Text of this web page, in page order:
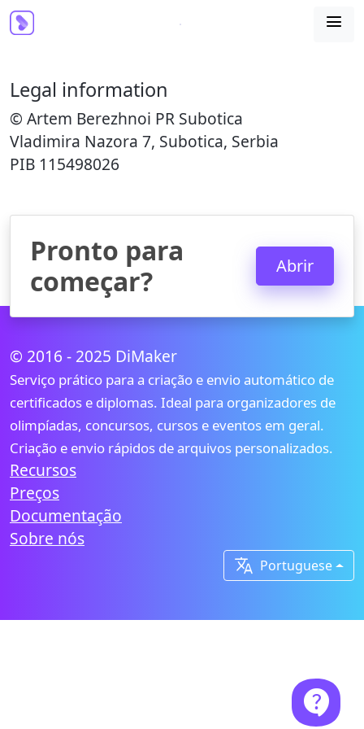

Legal information
© Artem Berezhnoi PR Subotica
Vladimira Nazora 7, Subotica, Serbia
PIB 115498026
Pronto para
começar?
Abrir
© 2016 - 2025 DiMaker
Serviço prático para a criação e envio automático de
certificados e diplomas. Ideal para organizadores de
olimpíadas, concursos, cursos e eventos em geral.
Criação e envio rápidos de arquivos personalizados.
Recursos
Preços
Documentação
Sobre nós
 Portuguese
